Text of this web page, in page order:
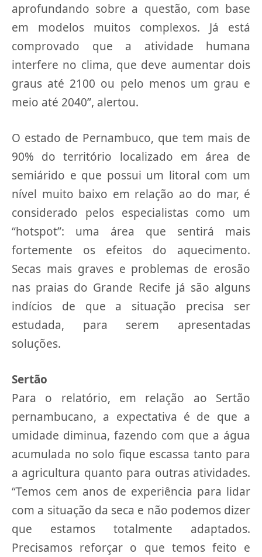
aprofundando sobre a questão, com base
em modelos muitos complexos. Já está
comprovado que a atividade humana
interfere no clima, que deve aumentar dois
graus até 2100 ou pelo menos um grau e
meio até 2040”, alertou.
O estado de Pernambuco, que tem mais de
90% do território localizado em área de
semiárido e que possui um litoral com um
nível muito baixo em relação ao do mar, é
considerado pelos especialistas como um
“hotspot”: uma área que sentirá mais
fortemente os efeitos do aquecimento.
Secas mais graves e problemas de erosão
nas praias do Grande Recife já são alguns
indícios de que a situação precisa ser
estudada, para serem apresentadas
soluções.
Sertão
Para o relatório, em relação ao Sertão
pernambucano, a expectativa é de que a
umidade diminua, fazendo com que a água
acumulada no solo fique escassa tanto para
a agricultura quanto para outras atividades.
“Temos cem anos de experiência para lidar
com a situação da seca e não podemos dizer
que estamos totalmente adaptados.
Precisamos reforçar o que temos feito e